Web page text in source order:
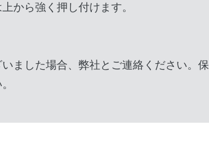
から強く押し付けます。
ました場合、弊社とご連絡ください。保